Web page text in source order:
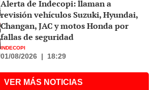
Alerta de Indecopi: llaman a
revisión vehículos Suzuki, Hyundai,
Changan, JAC y motos Honda por
fallas de seguridad
INDECOPI
01/08/2026 | 18:29
VER MÁS NOTICIAS